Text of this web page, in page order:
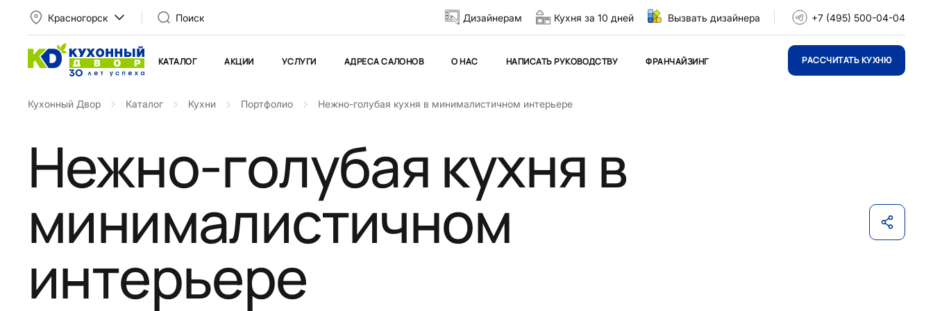
Красногорск Поиск Дизайнерам Кухня за 10 дней Вызвать дизайнера +7 (495) 500-04-04
КАТАЛОГ АКЦИИ УСЛУГИ АДРЕСА САЛОНОВ О НАС НАПИСАТЬ РУКОВОДСТВУ ФРАНЧАЙЗИНГ РАССЧИТАТЬ КУХНЮ
Кухонный Двор Каталог Кухни Портфолио Нежно-голубая кухня в минималистичном интерьере
Нежно-голубая кухня в
минималистичном
интерьере